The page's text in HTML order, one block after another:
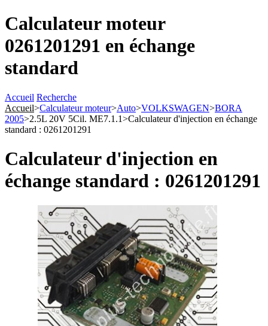
Calculateur moteur
0261201291 en échange
standard
Accueil Recherche
Accueil>Calculateur moteur>Auto>VOLKSWAGEN>BORA
2005>2.5L 20V 5Cil. ME7.1.1>Calculateur d'injection en échange
standard : 0261201291
Calculateur d'injection en
échange standard : 0261201291